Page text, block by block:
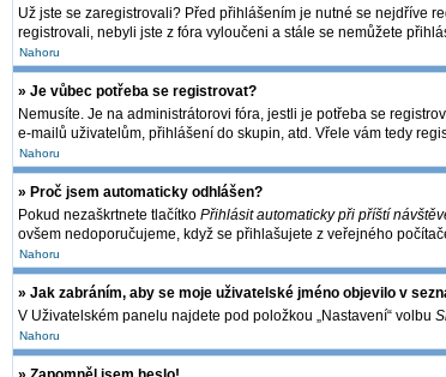
Už jste se zaregistrovali? Před přihlášením je nutné se nejdříve
registrovali, nebyli jste z fóra vyloučeni a stále se nemůžete
Nahoru
» Je vůbec potřeba se registrovat?
Nemusíte. Je na administrátorovi fóra, jestli je potřeba se
e-mailů uživatelům, přihlášení do skupin, atd. Vřele vám tedy
Nahoru
» Proč jsem automaticky odhlášen?
Pokud nezaškrtnete tlačítko Přihlásit automaticky při příští
ovšem nedoporučujeme, když se přihlašujete z veřejného
Nahoru
» Jak zabráním, aby se moje uživatelské jméno objevilo v
V Uživatelském panelu najdete pod položkou „Nastavení“ volbu
Nahoru